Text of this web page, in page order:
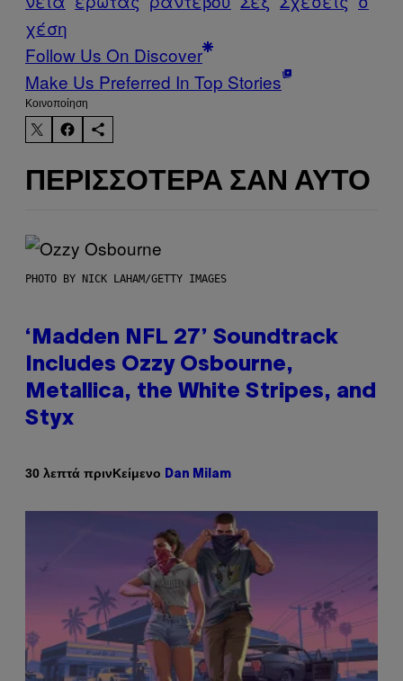
χέση
Follow Us On Discover
Make Us Preferred In Top Stories
Kοινοποίηση
ΠΕΡΙΣΣΌΤΕΡΑ ΣΑΝ ΑΥΤΌ
PHOTO BY NICK LAHAM/GETTY IMAGES
‘Madden NFL 27’ Soundtrack
Includes Ozzy Osbourne,
Metallica, the White Stripes, and
Styx
30 λεπτά πρινΚείμενο Dan Milam